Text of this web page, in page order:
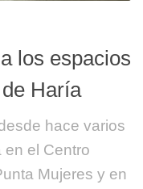
los espacios
Haría
hace varios
en el Centro
Mujeres y en